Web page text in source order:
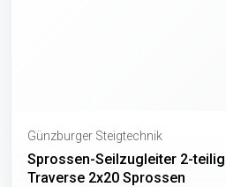
Günzburger Steigtechnik
Sprossen-Seilzugleiter 2-
Traverse 2x20 Sprossen